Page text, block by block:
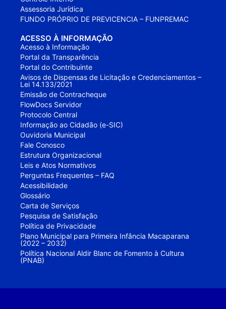
Assessoria Jurídica
FUNDO PRÓPRIO DE PREVICENCIA – FUNPREMAC
ACESSO À INFORMAÇÃO
Acesso à Informação
Portal da Transparência
Portal do Contribuinte
Avisos de Dispensas de Licitação e Credenciamentos –
Lei 14.133/2021
Emissão de Contracheque
FlowDocs Servidor
Protocolo Central
Informação ao Cidadão (e-SIC)
Ouvidoria Municipal
Fale Conosco
Estrutura Organizacional
Leis e Atos Normativos
Perguntas Frequentes – FAQ
Acessibilidade
Glossário
Carta de Serviços
Pesquisa de Satisfação
Política de Privacidade
Plano Municipal para Primeira Infância Macaparana
(2022 – 2032)
Política Nacional Aldir Blanc de Fomento à Cultura
(PNAB)